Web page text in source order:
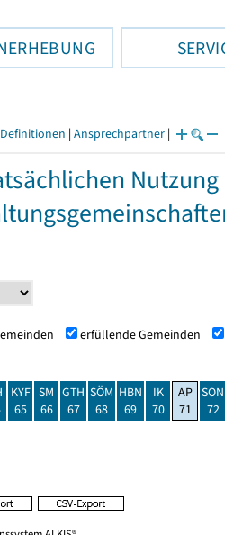
Definitionen | Ansprechpartner |
erfüllende Gemeinden
KYF
65
SM
66
GTH
67
SÖM
68
HBN
69
IK
70
AP
71
SON
72